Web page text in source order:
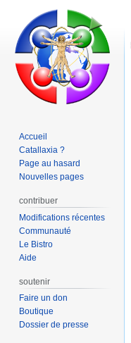
Accueil
Catallaxia ?
Page au hasard
Nouvelles pages
contribuer
Modifications récentes
Communauté
Le Bistro
Aide
soutenir
Faire un don
Boutique
Dossier de presse